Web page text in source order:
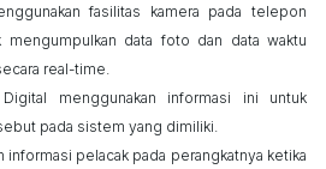
fasilitas kamera pada telepon
data foto dan data waktu
real-time.
menggunakan informasi ini untuk
pada sistem yang dimiliki.
informasi pelacak pada perangkatnya ketika